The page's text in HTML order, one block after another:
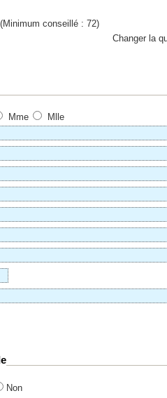
(Minimum conseillé : 72)
Changer la
Mme
Mlle
Non